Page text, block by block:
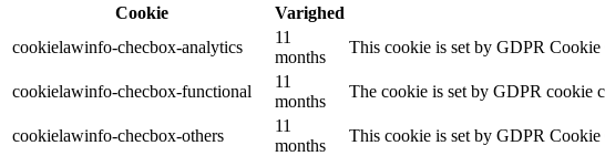
Cookie
Varighed
cookielawinfo-checbox-analytics
11
months
This cookie is set by GDPR
cookielawinfo-checbox-functional
11
months
The cookie is set by GDPR cookie
cookielawinfo-checbox-others
11
months
This cookie is set by GDPR Cookie